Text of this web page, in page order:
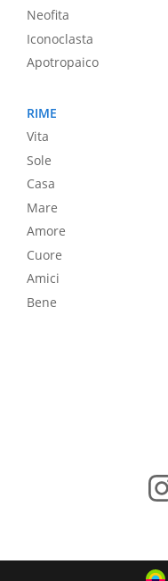
Neofita
Iconoclasta
Apotropaico
RIME
Vita
Sole
Casa
Mare
Amore
Cuore
Amici
Bene